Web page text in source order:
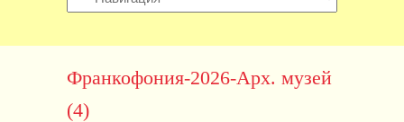
Франкофония-2026-Арх. музей
(4)